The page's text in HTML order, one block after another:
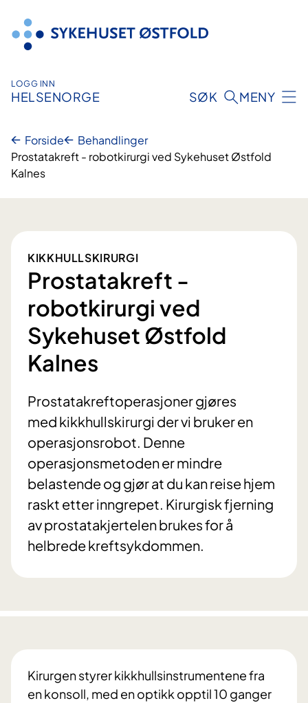
innhold
LOGG INN
HELSENORGE SØK MENY
Forside
Behandlinger
Prostatakreft - robotkirurgi ved Sykehuset Østfold
Kalnes
KIKKHULLSKIRURGI
Prostatakreft -
robotkirurgi ved
Sykehuset Østfold
Kalnes
Prostatakreftoperasjoner gjøres
med kikkhullskirurgi der vi bruker en
operasjonsrobot. Denne
operasjonsmetoden er mindre
belastende og gjør at du kan reise hjem
raskt etter inngrepet. Kirurgisk fjerning
av prostatakjertelen brukes for å
helbrede kreftsykdommen.
Kirurgen styrer kikkhullsinstrumentene fra
en konsoll, med en optikk opptil 10 ganger